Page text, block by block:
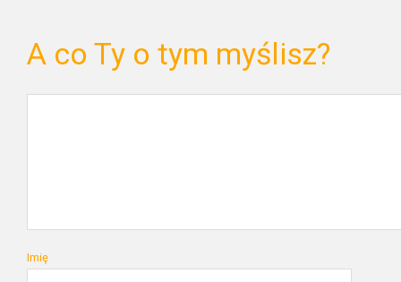
A co Ty o tym myślisz?
Imię